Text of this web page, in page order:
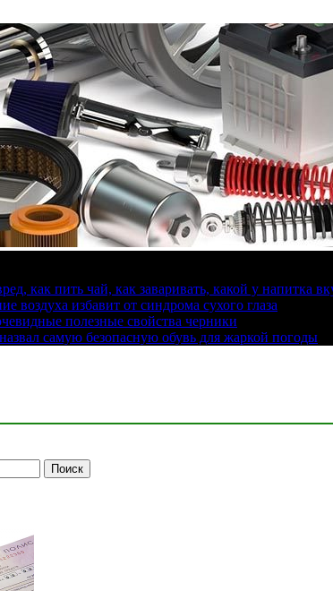
как пить чай, как заваривать, какой у напитка
воздуха избавит от синдрома сухого глаза
полезные свойства черники
самую безопасную обувь для жаркой погоды